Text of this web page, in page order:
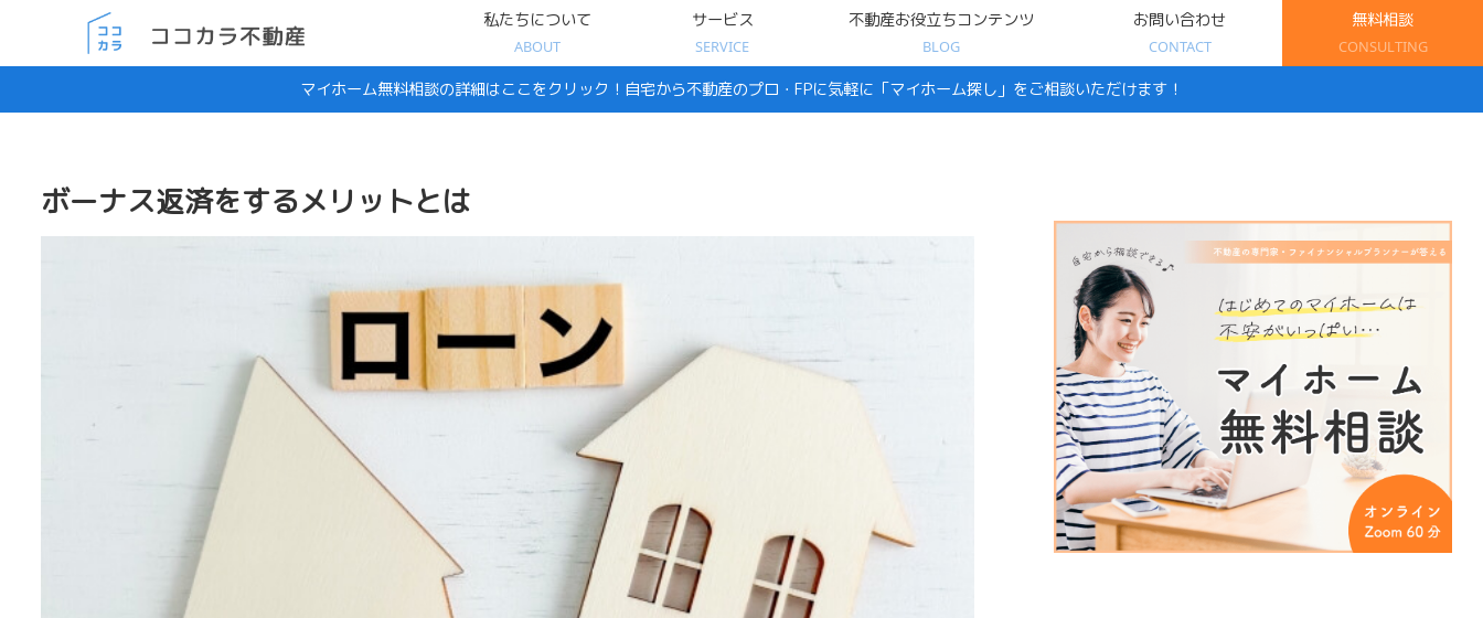
私たちについて
ABOUT
サービス
SERVICE
不動産お役立ちコンテンツ
BLOG
お問い合わせ
CONTACT
無料相談
CONSULTING
マイホーム無料相談の詳細はここをクリック！自宅から不動産のプロ・FPに気軽に「マイホーム探し」をご相談いただけます！
ボーナス返済をするメリットとは